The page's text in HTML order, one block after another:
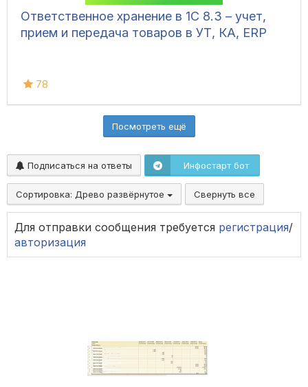
Ответственное хранение в 1С 8.3 – учет,
прием и передача товаров в УТ, КА, ERP
78
Посмотреть ещё
Подписаться на ответы Инфостарт бот
Сортировка: Древо развёрнутое Свернуть все
Для отправки сообщения требуется регистрация/
авторизация